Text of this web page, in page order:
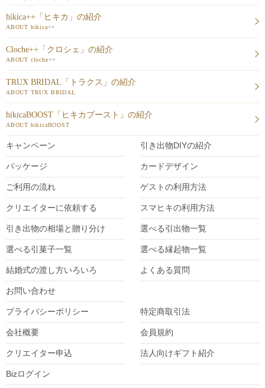
hikica++「ヒキカ」の紹介
ABOUT hikica++
Cloche++「クロシェ」の紹介
ABOUT cloche++
TRUX BRIDAL「トラクス」の紹介
ABOUT TRUX BRIDAL
hikicaBOOST「ヒキカブースト」の紹介
ABOUT hikicaBOOST
キャンペーン 引き出物DIYの紹介
パッケージ カードデザイン
ご利用の流れ ゲストの利用方法
クリエイターに依頼する スマヒキの利用方法
引き出物の相場と贈り分け 選べる引出物一覧
選べる引菓子一覧 選べる縁起物一覧
結婚式の渡し方いろいろ よくある質問
お問い合わせ
プライバシーポリシー 特定商取引法
会社概要 会員規約
クリエイター申込 法人向けギフト紹介
Bizログイン